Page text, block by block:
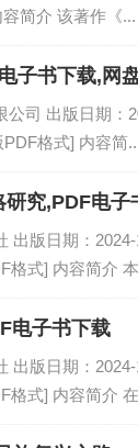
简介 该著作《...
子书下载,网
司 出版日期：
格式] 内容简
究,PDF电子
版日期：
格式] 内容简介
电子书下载
版日期：
格式] 内容简介